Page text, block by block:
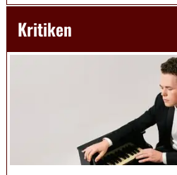
Kritiken